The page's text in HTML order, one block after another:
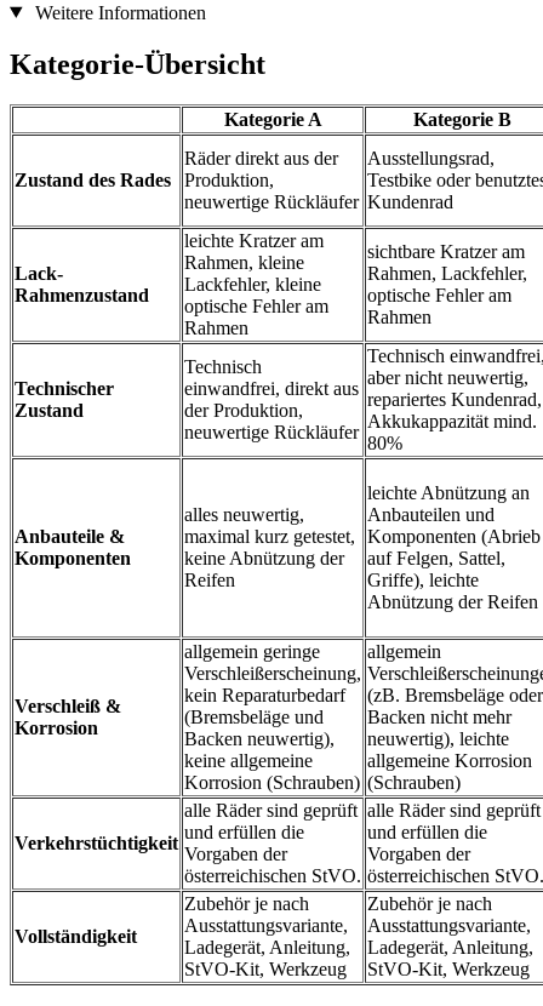
Weitere Informationen
Kategorie-Übersicht
Kategorie A Kategorie B
Zustand des Rades
Räder direkt aus der
Produktion,
neuwertige Rückläufer
Ausstellungsrad,
Testbike oder
Kundenrad
Lack-
Rahmenzustand
leichte Kratzer am
Rahmen, kleine
Lackfehler, kleine
optische Fehler am
Rahmen
sichtbare Kratzer am
Rahmen, Lackfehler,
optische Fehler am
Rahmen
Technischer
Zustand
Technisch
einwandfrei, direkt aus
der Produktion,
neuwertige Rückläufer
Technisch
aber nicht neuwertig,
repariertes Kundenrad,
Akkukappazität mind.
80%
Anbauteile &
Komponenten
alles neuwertig,
maximal kurz getestet,
keine Abnützung der
Reifen
leichte Abnützung an
Anbauteilen und
Komponenten (Abrieb
auf Felgen, Sattel,
Griffe), leichte
Abnützung der Reifen
Verschleiß &
Korrosion
allgemein geringe
Verschleißerscheinung,
kein Reparaturbedarf
(Bremsbeläge und
Backen neuwertig),
keine allgemeine
Korrosion (Schrauben)
allgemein
(zB. Bremsbeläge oder
Backen nicht mehr
neuwertig), leichte
allgemeine Korrosion
(Schrauben)
Verkehrstüchtigkeit
alle Räder sind geprüft
und erfüllen die
Vorgaben der
österreichischen StVO.
alle Räder sind geprüft
und erfüllen die
Vorgaben der
österreichischen StVO.
Vollständigkeit
Zubehör je nach
Ausstattungsvariante,
Ladegerät, Anleitung,
StVO-Kit, Werkzeug
Zubehör je nach
Ausstattungsvariante,
Ladegerät, Anleitung,
StVO-Kit, Werkzeug